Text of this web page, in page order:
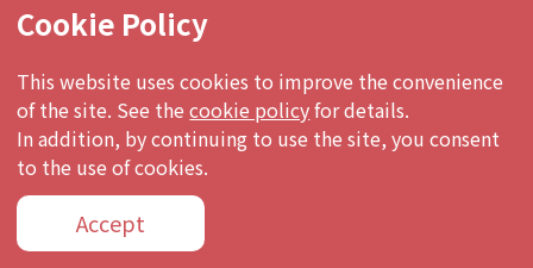
Cookie Policy
This website uses cookies to improve the convenience
of the site. See thecookie policyfor details.
In addition, by continuing to use the site, you consent
to the use of cookies.
Accept